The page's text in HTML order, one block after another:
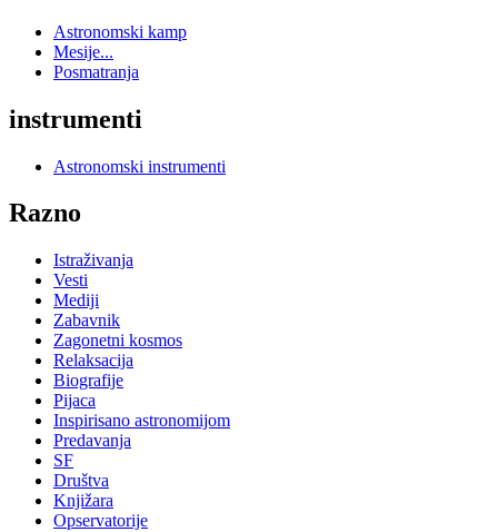
Astronomski kamp
Mesije...
Posmatranja
instrumenti
Astronomski instrumenti
Razno
Istraživanja
Vesti
Mediji
Zabavnik
Zagonetni kosmos
Relaksacija
Biografije
Pijaca
Inspirisano astronomijom
Predavanja
SF
Društva
Knjižara
Opservatorije